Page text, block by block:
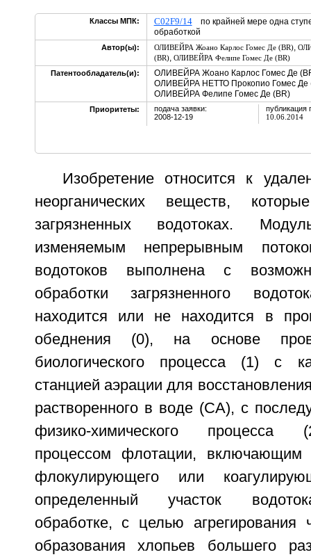
Классы МПК: C02F9/14по крайней мере одна
обработкой
Автор(ы): ОЛИВЕЙРА Жоано Карлос Гомес Де (BR),
(BR), ОЛИВЕЙРА Фелипе Гомес Де (BR)
Патентообладатель(и):
ОЛИВЕЙРА Жоано Карлос Гомес Де
ОЛИВЕЙРА НЕТТО Прокопио Гомес Де
ОЛИВЕЙРА Фелипе Гомес Де (BR)
Приоритеты:
подача заявки:
2008-12-19
публикация
10.06.2014
Изобретение относится к
неорганических веществ,
загрязненных водотоках.
изменяемым непрерывным
водотоков выполнена с
обработки загрязненного
находится или не находится в
обеднения (0), на основе
биологического процесса (1) с
станцией аэрации для
растворенного в воде (СА), с
физико-химического процесса
процессом флотации, включающим
флокулирующего или
определенный участок
обработке, с целью агрегирования
образования хлопьев большего